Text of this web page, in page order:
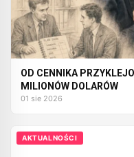
OD CENNIKA
MILIONÓW DOLARÓW
01 sie 2026
AKTUALNOŚCI